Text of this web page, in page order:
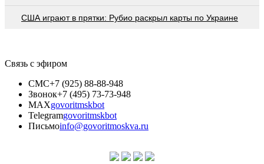
США играют в прятки: Рубио раскрыл карты по Украине
Связь с эфиром
СМС+7 (925) 88-88-948
Звонок+7 (495) 73-73-948
MAXgovoritmskbot
Telegramgovoritmskbot
Письмоinfo@govoritmoskva.ru